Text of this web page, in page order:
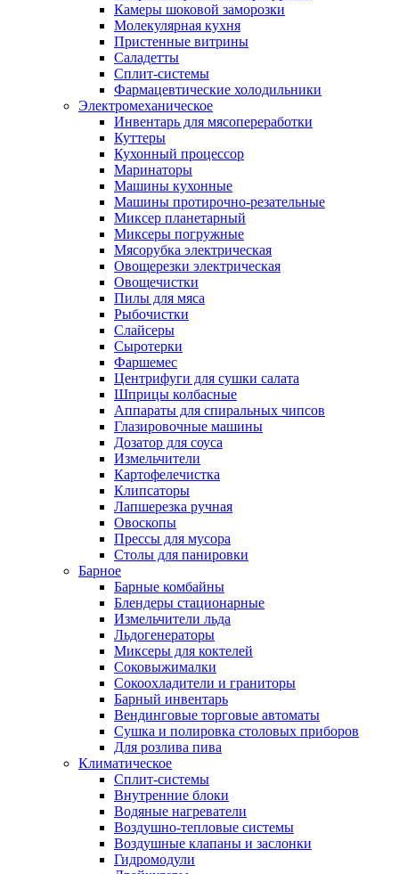
Камеры шоковой заморозки
Молекулярная кухня
Пристенные витрины
Саладетты
Сплит-системы
Фармацевтические холодильники
Электромеханическое
Инвентарь для мясопереработки
Куттеры
Кухонный процессор
Маринаторы
Машины кухонные
Машины протирочно-резательные
Миксер планетарный
Миксеры погружные
Мясорубка электрическая
Овощерезки электрическая
Овощечистки
Пилы для мяса
Рыбочистки
Слайсеры
Сыротерки
Фаршемес
Центрифуги для сушки салата
Шприцы колбасные
Аппараты для спиральных чипсов
Глазировочные машины
Дозатор для соуса
Измельчители
Картофелечистка
Клипсаторы
Лапшерезка ручная
Овоскопы
Прессы для мусора
Столы для панировки
Барное
Барные комбайны
Блендеры стационарные
Измельчители льда
Льдогенераторы
Миксеры для коктелей
Соковыжималки
Сокоохладители и граниторы
Барный инвентарь
Вендинговые торговые автоматы
Сушка и полировка столовых приборов
Для розлива пива
Климатическое
Сплит-системы
Внутренние блоки
Водяные нагреватели
Воздушно-тепловые системы
Воздушные клапаны и заслонки
Гидромодули